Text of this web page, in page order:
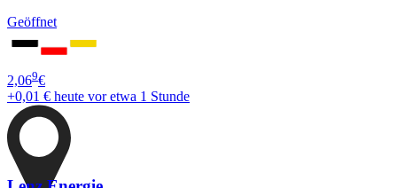
Geöffnet
2,069€
+0,01 € heute vor etwa 1 Stunde